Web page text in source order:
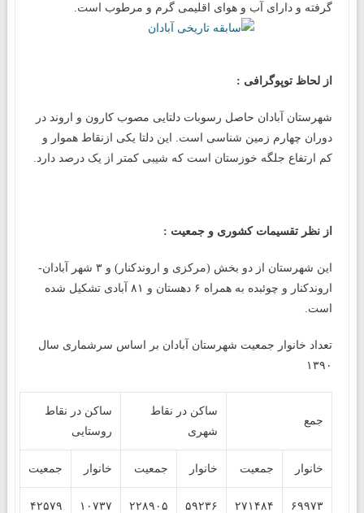
گرفته و دارای آب و هوای اقلیمی گرم و مرطوب است.
از لحاظ توپوگرافی :
شهرستان آبادان حاصل رسوبات دلتایی مصوب کارون و اروند در
دوران چهارم زمین شناسی است. این دلتا یکی ازنقاط هموار و
کم ارتفاع جلگه خوزستان است که شیبی کمتر از یک درصد دارد.
از نظر تقسیمات کشوری و جمعیت :
این شهرستان از دو بخش (مرکزی و اروندکنار) و ۳ شهر آبادان-
اروندکنار و چوئبده به همراه ۶ دهستان و ۸۱ آبادی تشکیل شده
است.
تعداد خانوار جمعیت شهرستان آبادان بر اساس سرشماری سال
۱۳۹۰
جمع
ساکن در نقاط
شهری
ساکن در نقاط
روستایی
خانوار جمعیت خانوار جمعیت خانوار جمعیت
۶۹۹۷۳ ۲۷۱۴۸۴ ۵۹۲۳۶ ۲۲۸۹۰۵ ۱۰۷۳۷ ۴۲۵۷۹